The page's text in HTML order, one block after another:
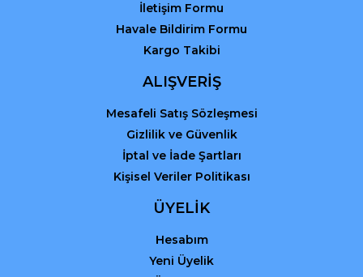
Gönder
İletişim Formu
Havale Bildirim Formu
Kargo Takibi
ALIŞVERİŞ
Mesafeli Satış Sözleşmesi
Gizlilik ve Güvenlik
İptal ve İade Şartları
Kişisel Veriler Politikası
ÜYELİK
Hesabım
Yeni Üyelik